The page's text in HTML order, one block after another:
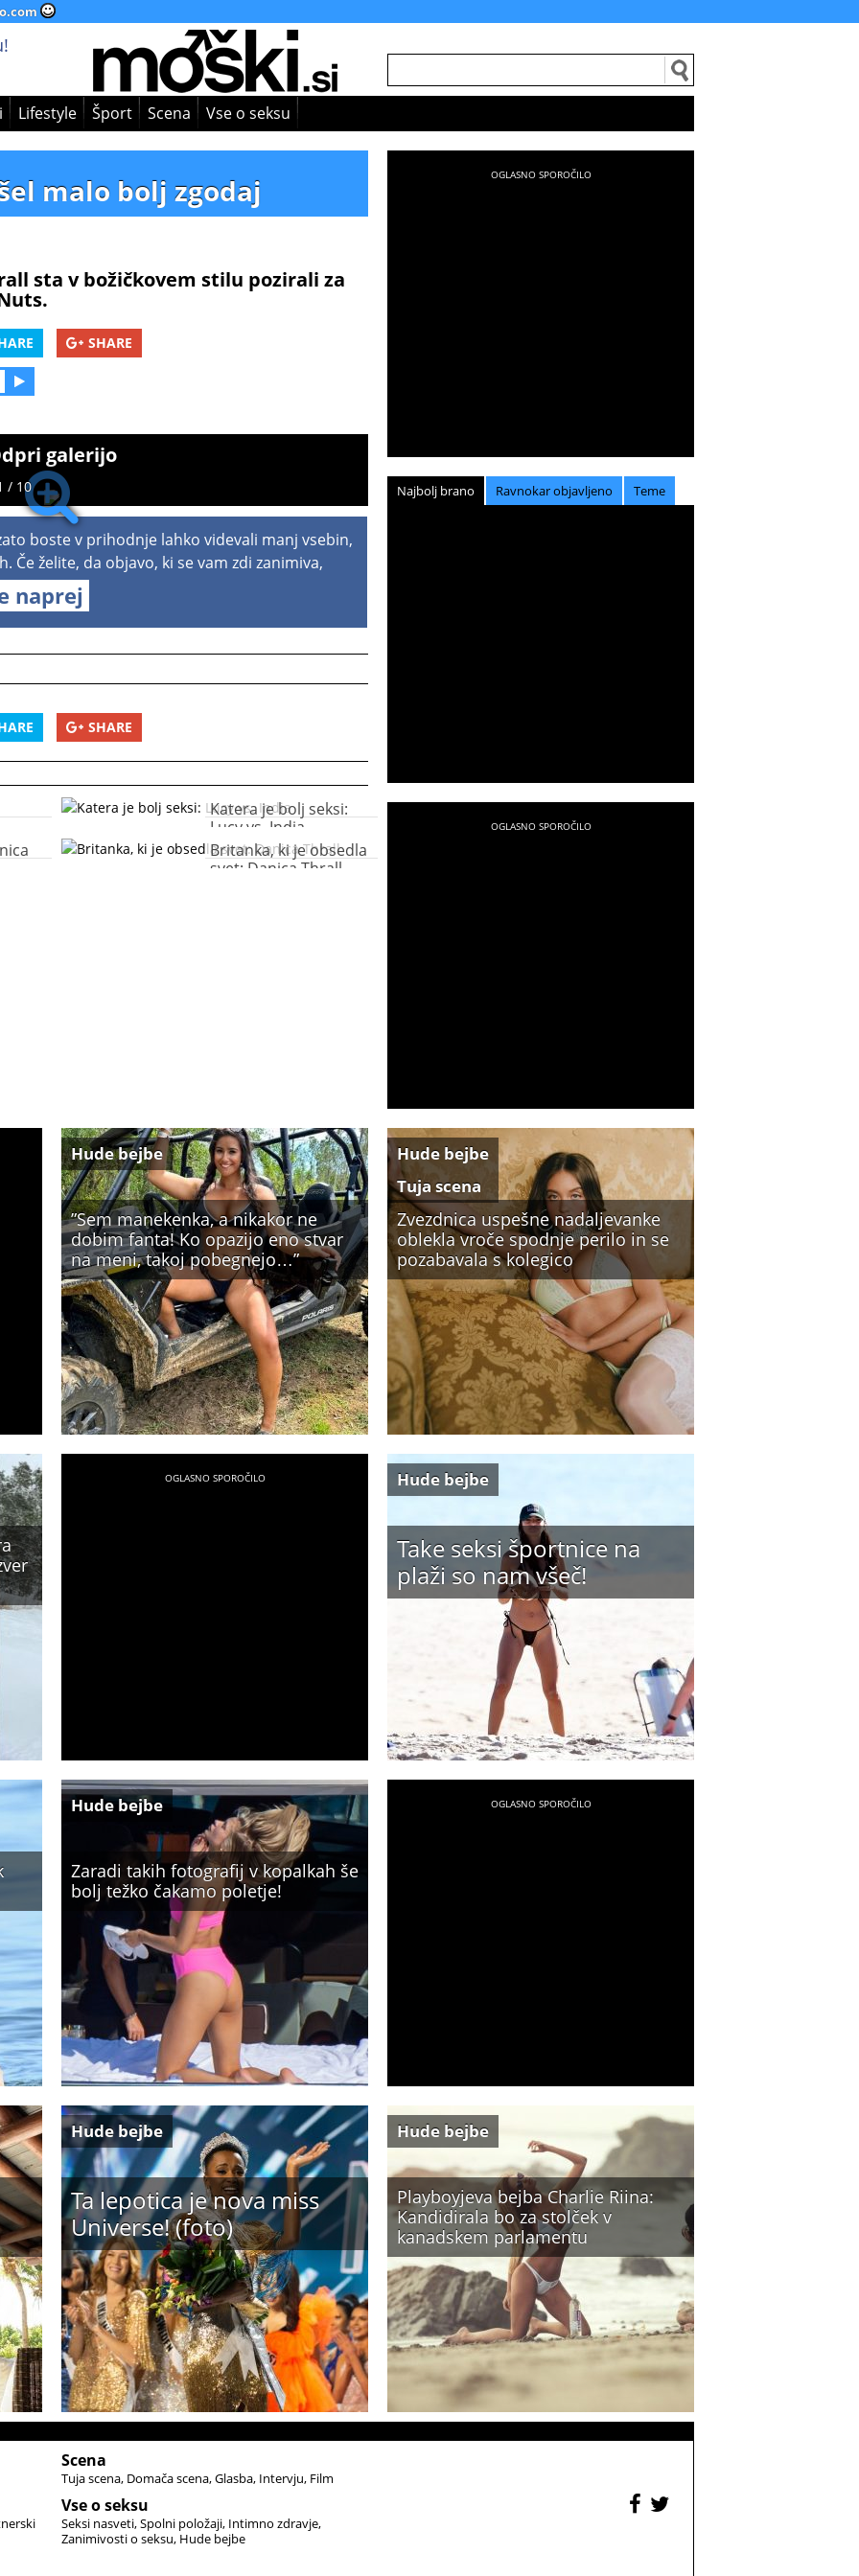
Lifestyle Šport Scena Vse o seksu
malo bolj zgodaj
sta v božičkovem stilu pozirali za
SHARE
galerijo
/ 10
boste v prihodnje lahko videvali manj vsebin,
Če želite, da objavo, ki se vam zdi zanimiva,
naprej
SHARE
Katera je bolj seksi:
Lucy vs. India
Britanka, ki je obsedla
svet: Danica Thrall
Najbolj brano Ravnokar objavljeno Teme
”Sem manekenka, a nikakor ne
dobim fanta! Ko opazijo eno stvar
na meni, takoj pobegnejo…”
Hude bejbe
Zvezdnica uspešne nadaljevanke
oblekla vroče spodnje perilo in se
pozabavala s kolegico
Hude bejbe
Tuja scena
Take seksi športnice na
plaži so nam všeč!
Hude bejbe
Zaradi takih fotografij v kopalkah še
bolj težko čakamo poletje!
Hude bejbe
Ta lepotica je nova miss
Universe! (foto)
Hude bejbe
Playboyjeva bejba Charlie Riina:
Kandidirala bo za stolček v
kanadskem parlamentu
Hude bejbe
Scena
Tuja scena Domača scena Glasba Intervju Film
Vse o seksu
Seksi nasveti Spolni položaji Intimno zdravje
Zanimivosti o seksu Hude bejbe